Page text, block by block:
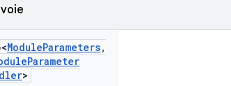
ModuleParameters,
Parameter
>